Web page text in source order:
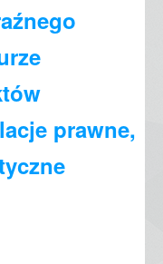
prawne,